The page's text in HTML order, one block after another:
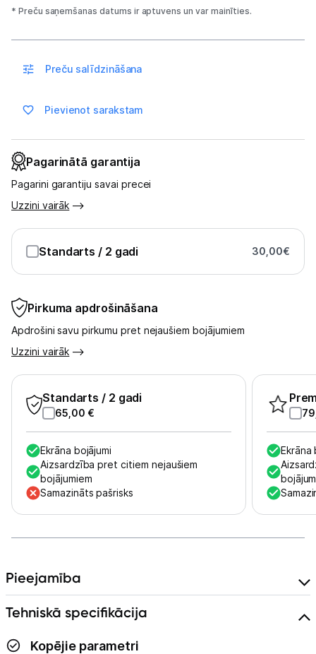
Vēlmju saraksts
Piegāde un apmaksa
Tehnikas izvešana
Uzņēmumiem
Tet pakalpojumi
Kontakti
Informācija
* Preču saņemšanas datums ir aptuvens un var mainīties.
Preču salīdzināšana
Pievienot sarakstam
Pirkuma apdrošināšana
Apdrošini savu pirkumu pret nejaušiem bojājumiem
Uzzini vairāk
Standarts / 2 gadi
65,00 €
Ekrāna bojājumi
Aizsardzība pret citiem nejaušiem
bojājumiem
Samazināts pašrisks
Ekrāna
Pagarinātā garantija
Pagarini garantiju savai precei
Uzzini vairāk
Standarts / 2 gadi 30,00€
Pieejamība
Tehniskā specifikācija
Kopējie parametri